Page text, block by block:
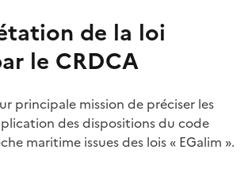
de la loi
le CRDCA
principale mission de préciser les
des dispositions du code
maritime issues des lois « EGalim ».